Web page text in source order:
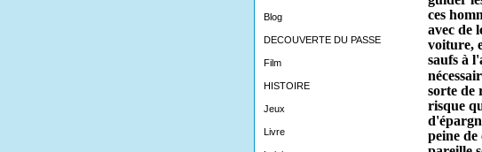
Blog
DECOUVERTE DU PASSE
Film
HISTOIRE
Jeux
Livre
ces
avec de
voiture,
saufs à
sorte de
risque
peine de